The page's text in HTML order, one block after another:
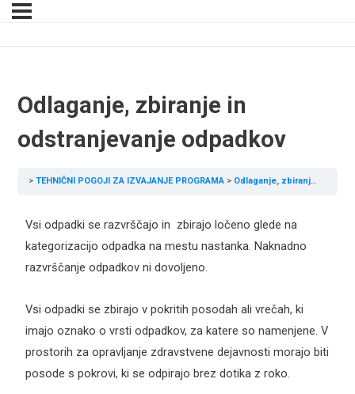
Odlaganje, zbiranje in
odstranjevanje odpadkov
TEHNIČNI POGOJI ZA IZVAJANJE PROGRAMA Odlaganje, zbiranje in odstranjevanje odpadkov
Vsi odpadki se razvrščajo in zbirajo ločeno glede na
kategorizacijo odpadka na mestu nastanka. Naknadno
razvrščanje odpadkov ni dovoljeno.
Vsi odpadki se zbirajo v pokritih posodah ali vrečah, ki
imajo oznako o vrsti odpadkov, za katere so namenjene. V
prostorih za opravljanje zdravstvene dejavnosti morajo biti
posode s pokrovi, ki se odpirajo brez dotika z roko.